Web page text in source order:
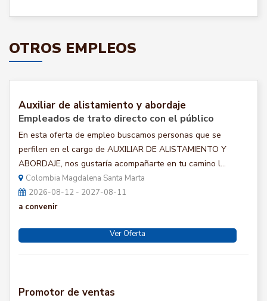
OTROS EMPLEOS
Auxiliar de alistamiento y abordaje
Empleados de trato directo con el público
En esta oferta de empleo buscamos personas que se
perfilen en el cargo de AUXILIAR DE ALISTAMIENTO Y
ABORDAJE, nos gustaría acompañarte en tu camino l...
Colombia Magdalena Santa Marta
2026-08-12 - 2027-08-11
a convenir
Ver Oferta
Promotor de ventas